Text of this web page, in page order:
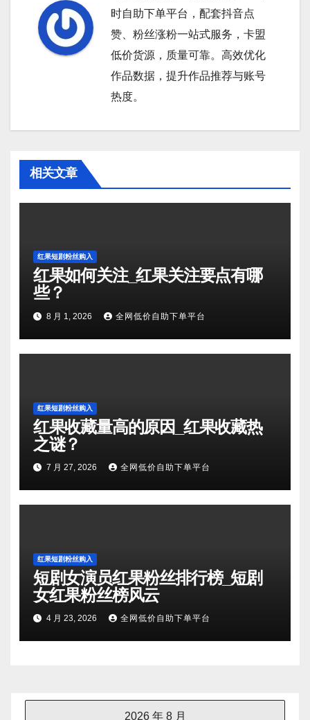
时自助下单平台，配套抖音点
赞、粉丝涨粉一站式服务，卡盟
低价货源，质量可靠。高效优化
作品数据，提升作品推荐与账号
热度。
相关文章
红果短剧粉丝购入
红果如何关注_红果关注要点有哪
些？
8 月 1, 2026 全网低价自助下单平台
红果短剧粉丝购入
红果收藏量高的原因_红果收藏热
之谜？
7 月 27, 2026 全网低价自助下单平台
红果短剧粉丝购入
短剧女演员红果粉丝排行榜_短剧
女红果粉丝榜风云
4 月 23, 2026 全网低价自助下单平台
2026 年 8 月